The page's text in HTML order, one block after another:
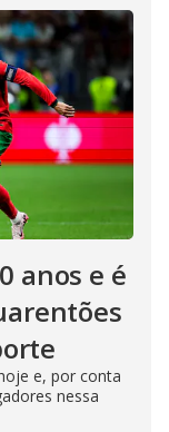
anos e é
e, por conta
nessa